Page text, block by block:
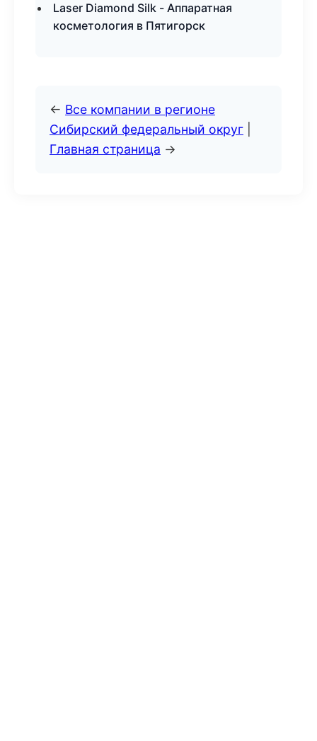
Laser Diamond Silk - Аппаратная
косметология в Пятигорск
← Все компании в регионе
Сибирский федеральный округ
Главная страница →